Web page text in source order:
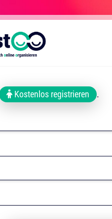
Kostenlos registrieren .